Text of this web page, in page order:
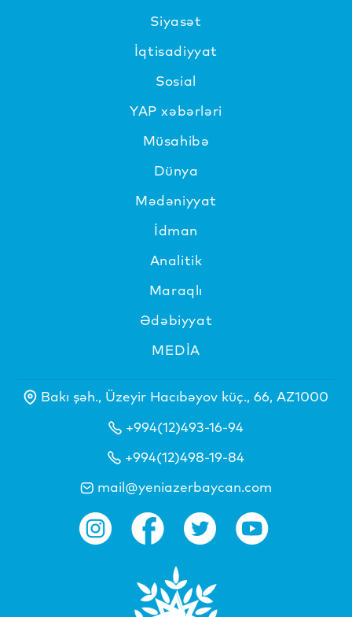
Siyasət
İqtisadiyyat
Sosial
YAP xəbərləri
Müsahibə
Dünya
Mədəniyyat
İdman
Analitik
Maraqlı
Ədəbiyyat
MEDİA
Bakı şəh., Üzeyir Hacıbəyov küç., 66, AZ1000
+994(12)493-16-94
+994(12)498-19-84
mail@yeniazerbaycan.com